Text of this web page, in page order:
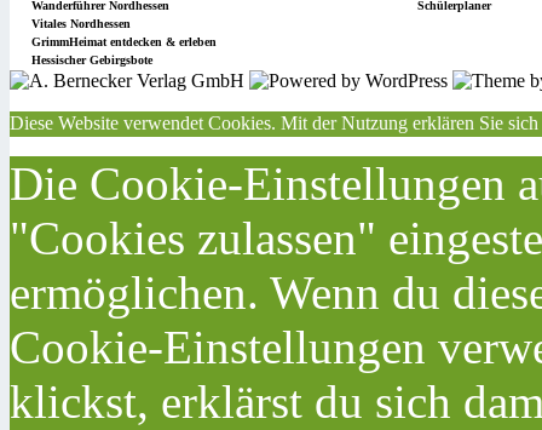
Wanderführer Nordhessen
Schülerplaner
Vitales Nordhessen
GrimmHeimat entdecken & erleben
Hessischer Gebirgsbote
Diese Website verwendet Cookies. Mit der Nutzung erklären Sie
Die Cookie-Einstellungen
"Cookies zulassen"
ermöglichen. Wenn du
Cookie-Einstellungen
klickst, erklärst du sich